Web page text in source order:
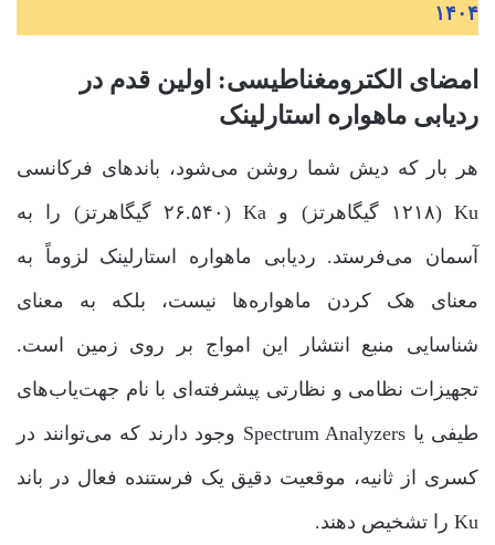
۱۴۰۴
امضای الکترومغناطیسی: اولین قدم در
ردیابی ماهواره استارلینک
هر بار که دیش شما روشن می‌شود، باندهای فرکانسی
Ku (۱۲۱۸ گیگاهرتز) و Ka (۲۶.۵۴۰ گیگاهرتز) را به
آسمان می‌فرستد. ردیابی ماهواره استارلینک لزوماً به
معنای هک کردن ماهواره‌ها نیست، بلکه به معنای
شناسایی منبع انتشار این امواج بر روی زمین است.
تجهیزات نظامی و نظارتی پیشرفته‌ای با نام جهت‌یاب‌های
طیفی یا Spectrum Analyzers وجود دارند که می‌توانند در
کسری از ثانیه، موقعیت دقیق یک فرستنده فعال در باند
Ku را تشخیص دهند.